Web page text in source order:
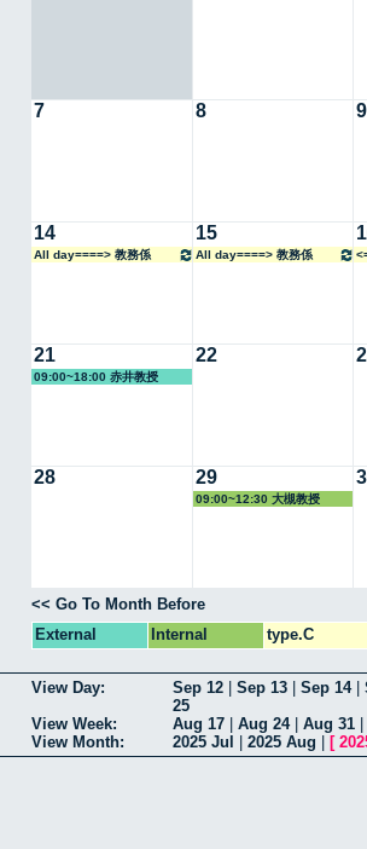
7 8 9
14
All day====> 教務係
15
All day====> 教務係
21
09:00~18:00 赤井教授
22
28 29
09:00~12:30 大槻教授
<< Go To Month Before
External
Internal type.C
View Day: Sep 12 Sep 13 Sep 14|
25
View Week:
Aug 17 Aug 24| Aug 31
View Month:
2025 Jul 2025 Aug [